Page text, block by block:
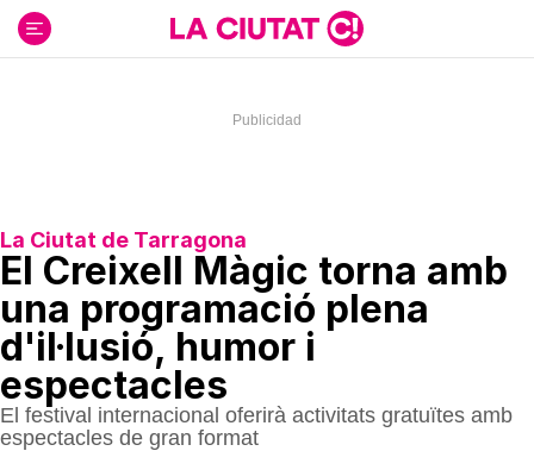
contenido
La Ciutat de Tarragona
El Creixell Màgic torna amb
una programació plena
d'il·lusió, humor i
espectacles
El festival internacional oferirà activitats gratuïtes amb
espectacles de gran format